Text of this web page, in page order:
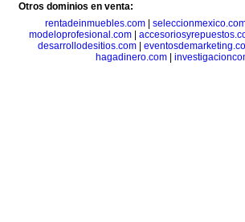
Otros dominios en venta:
rentadeinmuebles.com
modeloprofesional.com|
desarrollodesitios.com|
hagadinero.com|